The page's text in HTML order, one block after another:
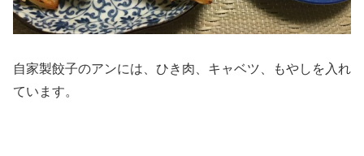
自家製餃子のアンには、ひき肉、キャベツ、もやしを入れ
ています。